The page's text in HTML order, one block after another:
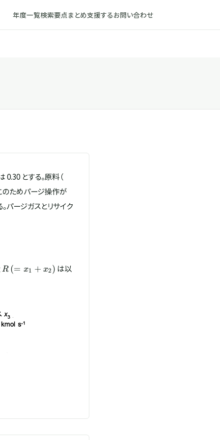
年度一覧検索要点まとめ支援するお問い合わせ
とする。原料（\mathrm{N_2}
のためパージ操作が
パージガスとリサイク
R\,
(=
R (= x1 + x2) は以